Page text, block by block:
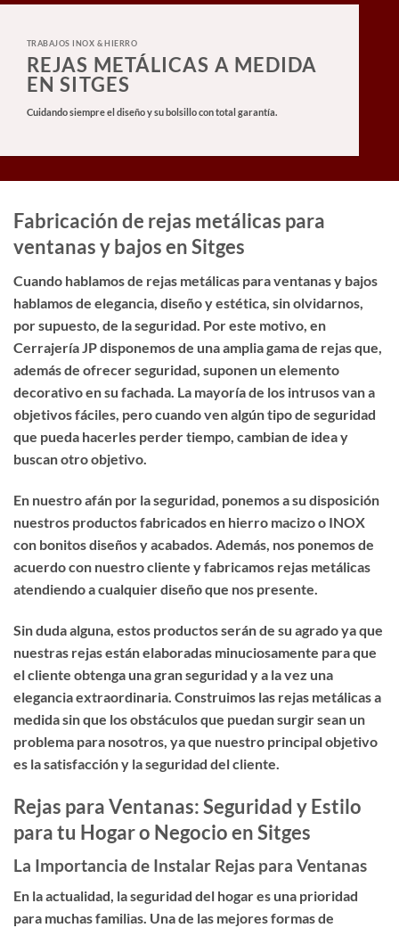
TRABAJOS INOX & HIERRO
REJAS METÁLICAS A MEDIDA
EN SITGES
Cuidando siempre el diseño y su bolsillo con total garantía.
Fabricación de rejas metálicas para
ventanas y bajos en Sitges
Cuando hablamos de rejas metálicas para ventanas y bajos
hablamos de elegancia, diseño y estética, sin olvidarnos,
por supuesto, de la seguridad. Por este motivo, en
Cerrajería JP disponemos de una amplia gama de rejas que,
además de ofrecer seguridad, suponen un elemento
decorativo en su fachada. La mayoría de los intrusos van a
objetivos fáciles, pero cuando ven algún tipo de seguridad
que pueda hacerles perder tiempo, cambian de idea y
buscan otro objetivo.
En nuestro afán por la seguridad, ponemos a su disposición
nuestros productos fabricados en hierro macizo o INOX
con bonitos diseños y acabados. Además, nos ponemos de
acuerdo con nuestro cliente y fabricamos rejas metálicas
atendiendo a cualquier diseño que nos presente.
Sin duda alguna, estos productos serán de su agrado ya que
nuestras rejas están elaboradas minuciosamente para que
el cliente obtenga una gran seguridad y a la vez una
elegancia extraordinaria. Construimos las rejas metálicas a
medida sin que los obstáculos que puedan surgir sean un
problema para nosotros, ya que nuestro principal objetivo
es la satisfacción y la seguridad del cliente.
Rejas para Ventanas: Seguridad y Estilo
para tu Hogar o Negocio en Sitges
La Importancia de Instalar Rejas para Ventanas
En la actualidad, la seguridad del hogar es una prioridad
para muchas familias. Una de las mejores formas de